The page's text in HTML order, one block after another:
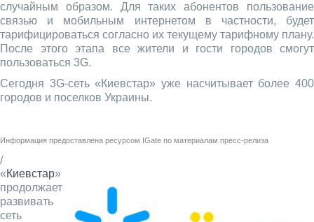
случайным образом. Для таких абонентов пользование
связью и мобильным интернетом в частности, будет
тарифицироваться согласно их текущему тарифному плану.
После этого этапа все жители и гости городов смогут
пользоваться 3G.
Сегодня 3G-сеть «Киевстар» уже насчитывает более 400
городов и поселков Украины.
Информация предоставлена ресурсом IGate по материалам пресс-релиза
/
«Киевстар»
продолжает
развивать
сеть